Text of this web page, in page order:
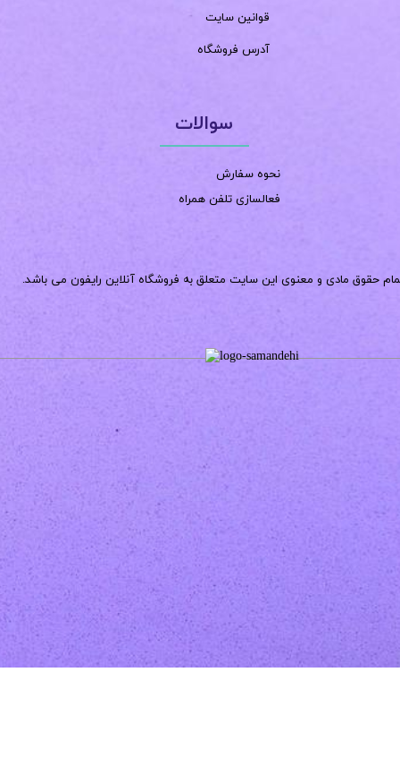
سوالات
نحوه سفارش
فعالسازی تلفن همراه
حقوق مادی و معنوی این سایت متعلق به فروشگاه آنلاین رایفون می باشد.
قوانین سایت
آدرس فروشگاه